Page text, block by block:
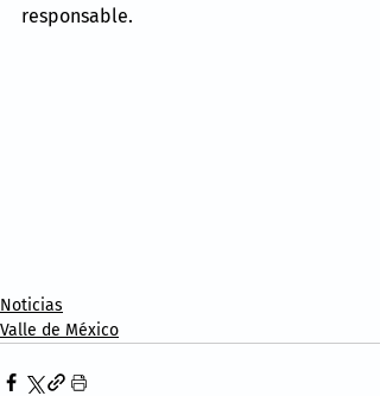
responsable.
Noticias
Valle de México